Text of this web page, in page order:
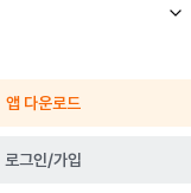
앱 다운로드
로그인/가입